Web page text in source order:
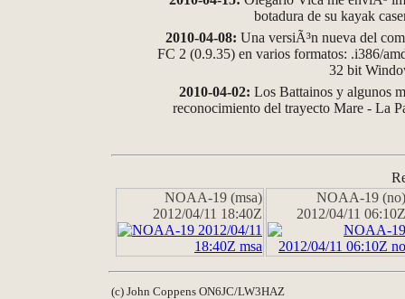
botadura de su kayak
2010-04-08: Una versiÃ³n nueva del
FC 2 (0.9.35) en varios formatos: .i386/
32 bit
2010-04-02: Los Battainos y algunos
reconocimiento del trayecto Mare - La
NOAA-19 (msa)
2012/04/11 18:40Z
NOAA-19 (no)
2012/04/11 06:10Z
(c) John Coppens ON6JC/LW3HAZ